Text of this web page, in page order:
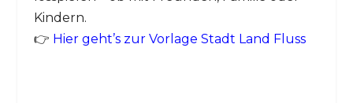
Kindern.
👉 Hier geht’s zur Vorlage Stadt Land Fluss